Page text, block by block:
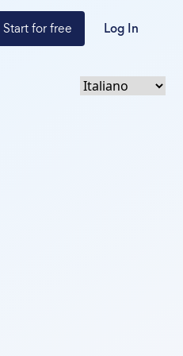
Start for free Log In